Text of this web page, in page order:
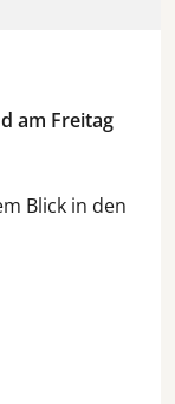
am Freitag
Blick in den